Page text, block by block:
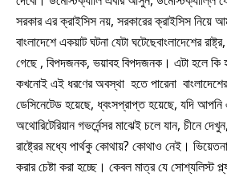
সরকার এর ক্রাইসিস নয়, সরকারের ক্রাইসিস নিয়ে
বাংলাদেশে একয়াট ঘটনা যেটা ঘটেছেবাংলাদেশের
গেছে , বিপদজনক, ভয়াবহ বিপদজনক। এটা হলে কি
কখনোই এই ধরণের অবস্থা হতে পারেনা
ডেসিনেটেড হয়েছে, ধ্বংসপ্রাপ্ত হয়েছে, যদি আপনি
অথোরিটেরিয়ান গভর্নেন্সর মাঝেই চলে যান, চীনে
রাষ্ট্রের মধ্যে পার্থকু কোথায়? কোথাও নেই।
করার চেষ্টা করা হচ্ছে। কেবল মাত্র যে সোশ্যলিস্ট